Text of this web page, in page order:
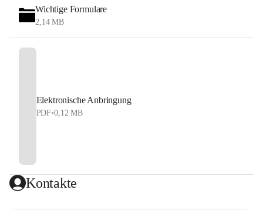
Wichtige Formulare
2,14 MB
Elektronische Anbringung
PDF•0,12 MB
Kontakte